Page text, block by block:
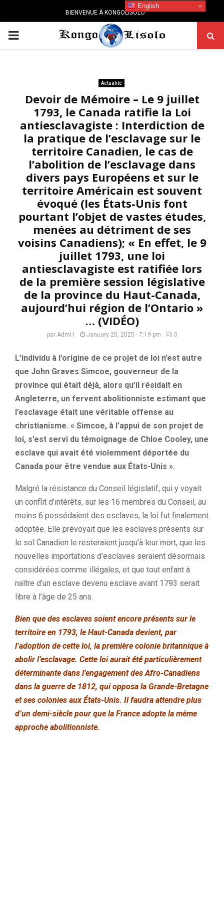
BIENVENUE À KONGOLISOLO
PRIMARY
Actualité
Devoir de Mémoire – Le 9 juillet
1793, le Canada ratifie la Loi
antiesclavagiste : Interdiction de
la pratique de l’esclavage sur le
territoire Canadien, le cas de
l’abolition de l’esclavage dans
divers pays Européens et sur le
territoire Américain est souvent
évoqué (les États-Unis font
pourtant l’objet de vastes études,
menées au détriment de ses
voisins Canadiens); « En effet, le 9
juillet 1793, une loi
antiesclavagiste est ratifiée lors
de la première session législative
de la province du Haut-Canada,
aujourd’hui région de l’Ontario »
… (VIDÉO)
par Admi1 January 25, 2025 - 7:19 pm 0
L’individu à l’origine de ce projet de loi n’est autre
que John Graves Simcoe, gouverneur de la
province qui était déjà, alors qu’il résidait en
Angleterre, un fervent abolitionniste estimant que
l’esclavage était une véritable offense au
christianisme. « Simcoe, à l’appui de son projet de
loi, s’est servi du témoignage de Chloe Cooley, une
esclave qui avait été violemment déportée du
Canada pour être vendue aux États-Unis ».
Malgré la résistance du Conseil législatif, qui y voyait
un conflit d’intérêts, sur les 16 membres du Conseil, au
moins 6 possédaient des esclaves, la loi fut finalement
adoptée. Elle prévoyait que les esclaves présents sur
le sol Canadien le resteraient jusqu’à leur mort, que les
nouvelles importations d’esclaves seraient désormais
considérées comme illégales, et que tout enfant à
naître d’un esclave devenu esclave avant 1793 serait
libre à l’âge de 25 ans.
Bien que des esclaves soient encore présents sur le
territoire en 1793, le Haut-Canada devient, par
l’adoption de cette loi, la première colonie britannique à
abolir l’esclavage. Cette loi aurait été particulièrement
déterminante dans l’engagement des Afro-Canadiens
dans la guerre de 1812, qui opposa la Grande-Bretagne
et ses colonies aux États-Unis. Il faudra attendre plus
d’un demi-siècle pour que la France adopte la même
approche abolitionniste.
English